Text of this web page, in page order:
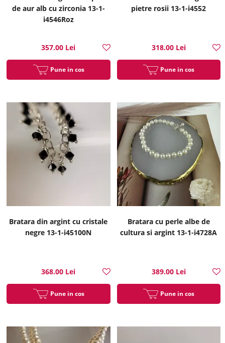
de aur alb cu zirconia 13-1-
i4546Roz
357.00 Lei
Pune in cos
pietre rosii 13-1-i4552
318.00 Lei
Pune in cos
Bratara din argint cu cristale
negre 13-1-i45100N
368.00 Lei
Pune in cos
Bratara cu perle albe de
cultura si argint 13-1-i4728A
389.00 Lei
Pune in cos